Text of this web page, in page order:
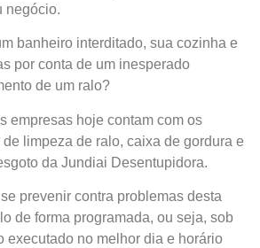
negócio.
banheiro interditado, sua cozinha e
por conta de um inesperado
de um ralo?
empresas hoje contam com os
limpeza de ralo, caixa de gordura e
da Jundiai Desentupidora.
prevenir contra problemas desta
de forma programada, ou seja, sob
executado no melhor dia e horário